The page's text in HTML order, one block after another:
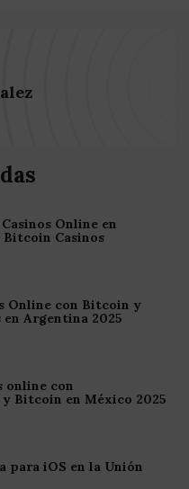
Online en
Bitcoin Casinos
Online con Bitcoin y
Argentina 2025
online con
Bitcoin en México 2025
para iOS en la Unión